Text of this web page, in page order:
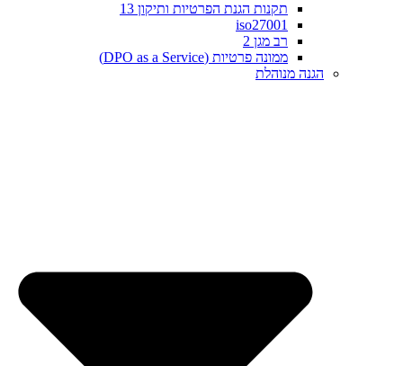
תקנות הגנת הפרטיות ותיקון 13
iso27001
רב מגן 2
ממונה פרטיות (DPO as a Service)
הגנה מנוהלת